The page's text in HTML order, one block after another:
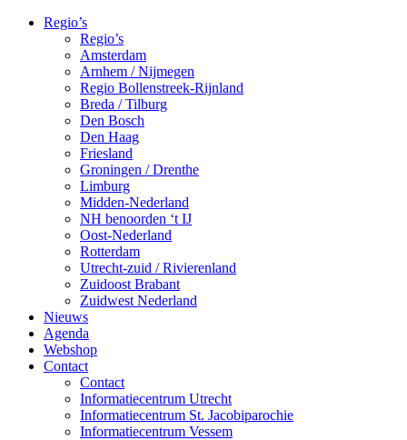
Regio’s
Regio’s
Amsterdam
Arnhem / Nijmegen
Regio Bollenstreek-Rijnland
Breda / Tilburg
Den Bosch
Den Haag
Friesland
Groningen / Drenthe
Limburg
Midden-Nederland
NH benoorden ‘t IJ
Oost-Nederland
Rotterdam
Utrecht-zuid / Rivierenland
Zuidoost Brabant
Zuidwest Nederland
Nieuws
Agenda
Webshop
Contact
Contact
Informatiecentrum Utrecht
Informatiecentrum St. Jacobiparochie
Informatiecentrum Vessem